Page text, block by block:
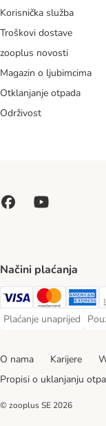
Korisnička služba
Troškovi dostave
zooplus novosti
Magazin o ljubimcima
Otklanjanje otpada
Održivost
Načini plaćanja
Visa Payment Method
MasterCard
Plaćanje unaprijed
Plaćanje unaprijed
O nama Karijere
Propisi o uklanjanju
© zooplus SE 2026